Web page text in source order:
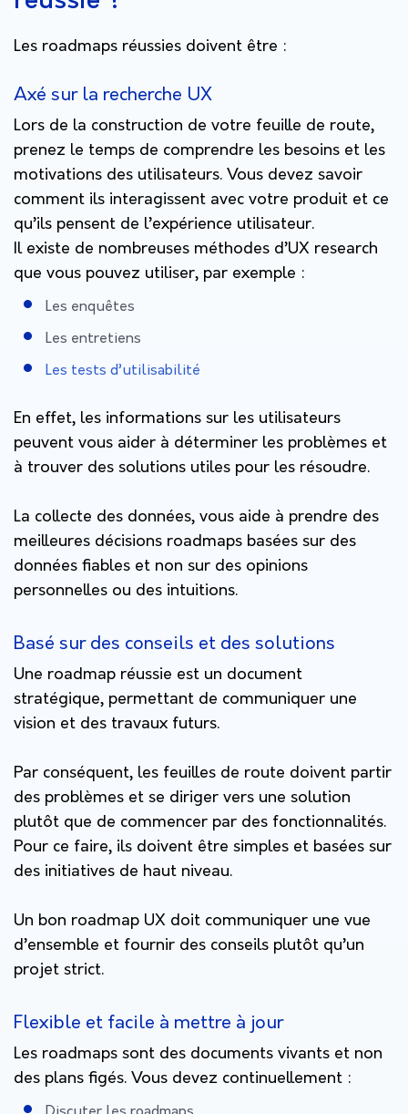
Les roadmaps réussies doivent être :
Axé sur la recherche UX
Lors de la construction de votre feuille de route,
prenez le temps de comprendre les besoins et les
motivations des utilisateurs. Vous devez savoir
comment ils interagissent avec votre produit et ce
qu’ils pensent de l’expérience utilisateur.
Il existe de nombreuses méthodes d’UX research
que vous pouvez utiliser, par exemple :
Les enquêtes
Les entretiens
Les tests d’utilisabilité
En effet, les informations sur les utilisateurs
peuvent vous aider à déterminer les problèmes et
à trouver des solutions utiles pour les résoudre.
La collecte des données, vous aide à prendre des
meilleures décisions roadmaps basées sur des
données fiables et non sur des opinions
personnelles ou des intuitions.
Basé sur des conseils et des solutions
Une roadmap réussie est un document
stratégique, permettant de communiquer une
vision et des travaux futurs.
Par conséquent, les feuilles de route doivent partir
des problèmes et se diriger vers une solution
plutôt que de commencer par des fonctionnalités.
Pour ce faire, ils doivent être simples et basées sur
des initiatives de haut niveau.
Un bon roadmap UX doit communiquer une vue
d’ensemble et fournir des conseils plutôt qu’un
projet strict.
Flexible et facile à mettre à jour
Les roadmaps sont des documents vivants et non
des plans figés. Vous devez continuellement :